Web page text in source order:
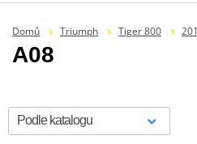
Domů Triumph Tiger 800
A08